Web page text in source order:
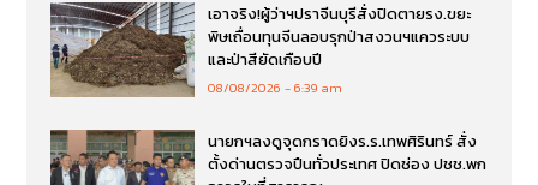
เอาจริง!ผู้ว่าฯปราจีนบุรีสั่งปิดตายรง.ขยะ
พิษเถื่อนทุนจีนลอบรุกป่าสงวนฯแควระบบ
และป่าสียัดเกือบปี
08/08/2026 6:39 am
นายกฯลงดูจุดกราดยิงร.ร.เทพศิรินทร์ สั่ง
ตั้งด่านตรวจปืนทั่วประเทศ ปิดช่อง ปชช.พก